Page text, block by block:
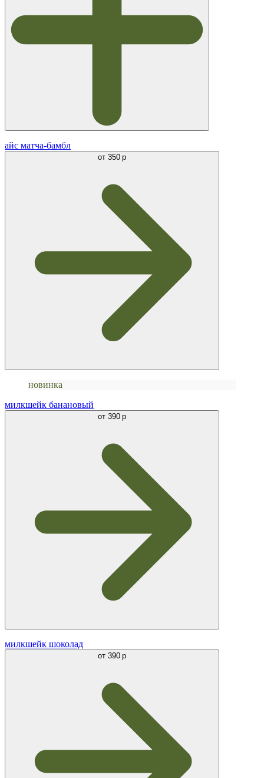
айс матча-бамбл
от 350 р
новинка
милкшейк банановый
от 390 р
милкшейк шоколад
от 390 р